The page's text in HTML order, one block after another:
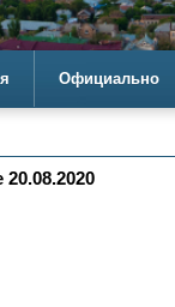
Официально